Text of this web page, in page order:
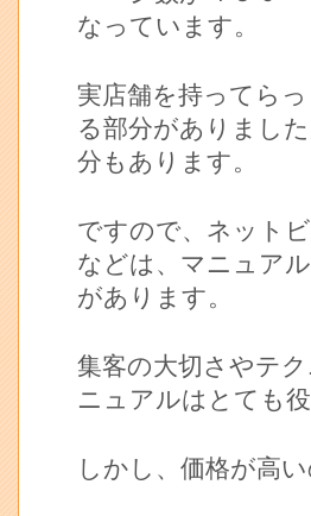
なっています。
実店舗を持ってら
る部分がありまし
分もあります。
ですので、ネット
などは、マニュア
があります。
集客の大切さやテ
ニュアルはとても
しかし、価格が高